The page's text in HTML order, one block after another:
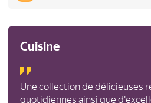
Cuisine
Une collection de délicieuses
quotidiennes ainsi que